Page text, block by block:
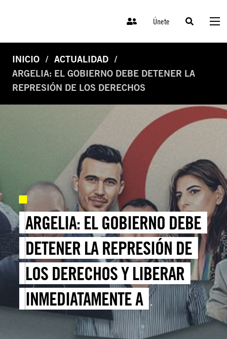
Únete
INICIO
ACTUALIDAD
ARGELIA: EL GOBIERNO DEBE DETENER LA
REPRESIÓN DE LOS DERECHOS
ARGELIA: EL GOBIERNO DEBE
DETENER LA REPRESIÓN DE
LOS DERECHOS Y LIBERAR
INMEDIATAMENTE A
PERIODISTAS DETENIDOS